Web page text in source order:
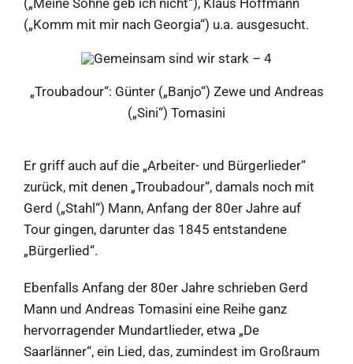
(„Meine Söhne geb ich nicht“), Klaus Hoffmann
(„Komm mit mir nach Georgia“) u.a. ausgesucht.
„Troubadour“: Günter („Banjo“) Zewe und Andreas
(„Sini“) Tomasini
Er griff auch auf die „Arbeiter- und Bürgerlieder“
zurück, mit denen „Troubadour“, damals noch mit
Gerd („Stahl“) Mann, Anfang der 80er Jahre auf
Tour gingen, darunter das 1845 entstandene
„Bürgerlied“.
Ebenfalls Anfang der 80er Jahre schrieben Gerd
Mann und Andreas Tomasini eine Reihe ganz
hervorragender Mundartlieder, etwa „De
Saarlänner“, ein Lied, das, zumindest im Großraum